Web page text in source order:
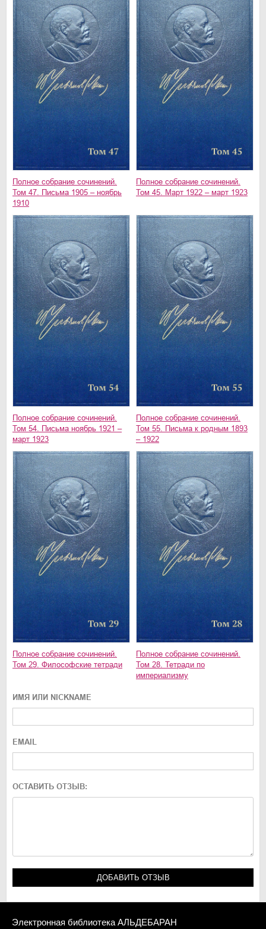
Полное собрание сочинений.
Том 47. Письма 1905 – ноябрь
1910
Полное собрание сочинений.
Том 45. Март 1922 – март 1923
Полное собрание сочинений.
Том 54. Письма ноябрь 1921 –
март 1923
Полное собрание сочинений.
Том 55. Письма к родным 1893
– 1922
Полное собрание сочинений.
Том 29. Философские тетради
Полное собрание сочинений.
Том 28. Тетради по
империализму
ИМЯ ИЛИ NICKNAME
EMAIL
ОСТАВИТЬ ОТЗЫВ:
Электронная библиотека АЛЬДЕБАРАН